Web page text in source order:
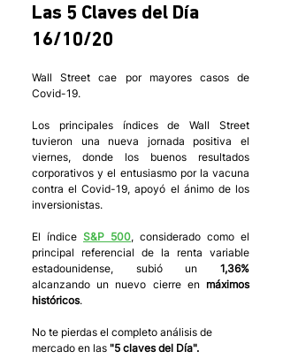
Las 5 Claves del Día
16/10/20
Wall Street cae por mayores casos de
Covid-19.
Los principales índices de Wall Street
tuvieron una nueva jornada positiva el
viernes, donde los buenos resultados
corporativos y el entusiasmo por la vacuna
contra el Covid-19, apoyó el ánimo de los
inversionistas.
El índice S&P 500, considerado como el
principal referencial de la renta variable
estadounidense, subió un 1,36%
alcanzando un nuevo cierre en máximos
históricos.
No te pierdas el completo análisis de
mercado en las "5 claves del Día".